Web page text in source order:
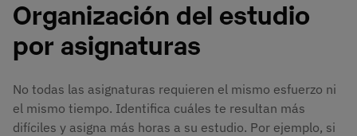
Organización del estudio
por asignaturas
No todas las asignaturas requieren el mismo esfuerzo ni
el mismo tiempo. Identifica cuáles te resultan más
difíciles y asigna más horas a su estudio. Por ejemplo, si